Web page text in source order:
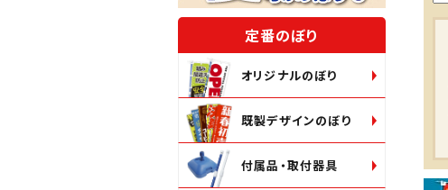
定番のぼり
オリジナルのぼり
既製デザインのぼり
付属品・取付器具